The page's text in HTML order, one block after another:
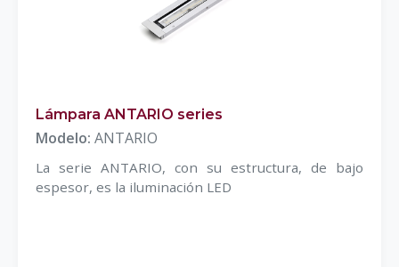
Lámpara ANTARIO series
Modelo: ANTARIO
La serie ANTARIO, con su estructura, de bajo
espesor, es la iluminación LED